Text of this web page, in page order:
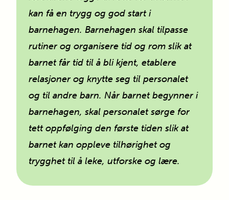
kan få en trygg og god start i
barnehagen. Barnehagen skal tilpasse
rutiner og organisere tid og rom slik at
barnet får tid til å bli kjent, etablere
relasjoner og knytte seg til personalet
og til andre barn. Når barnet begynner i
barnehagen, skal personalet sørge for
tett oppfølging den første tiden slik at
barnet kan oppleve tilhørighet og
trygghet til å leke, utforske og lære.